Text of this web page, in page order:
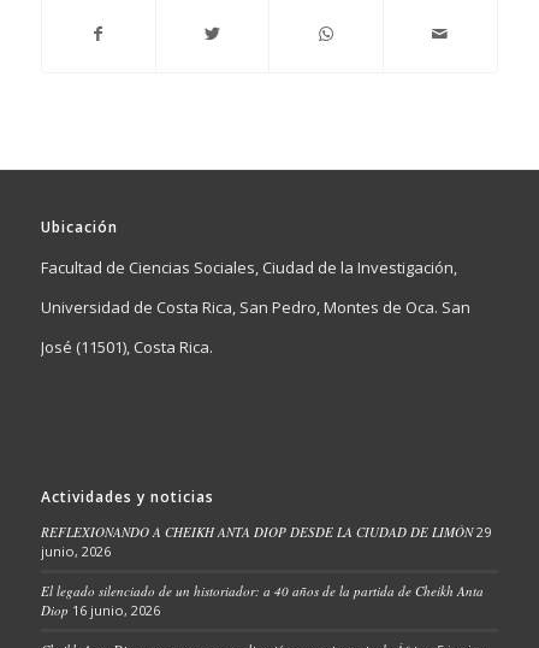
Ubicación
Facultad de Ciencias Sociales, Ciudad de la Investigación,
Universidad de Costa Rica, San Pedro, Montes de Oca. San
José (11501), Costa Rica.
Actividades y noticias
REFLEXIONANDO A CHEIKH ANTA DIOP DESDE LA CIUDAD DE LIMÓN 29
junio, 2026
El legado silenciado de un historiador: a 40 años de la partida de Cheikh Anta
Diop 16 junio, 2026